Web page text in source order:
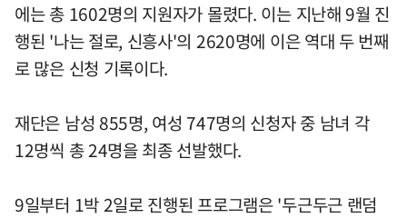
에는 총 1602명의 지원자가 몰렸다. 이는 지난해 9월 진
행된 '나는 절로, 신흥사'의 2620명에 이은 역대 두 번째
로 많은 신청 기록이다.
재단은 남성 855명, 여성 747명의 신청자 중 남녀 각
12명씩 총 24명을 최종 선발했다.
9일부터 1박 2일로 진행된 프로그램은 '두근두근 랜덤